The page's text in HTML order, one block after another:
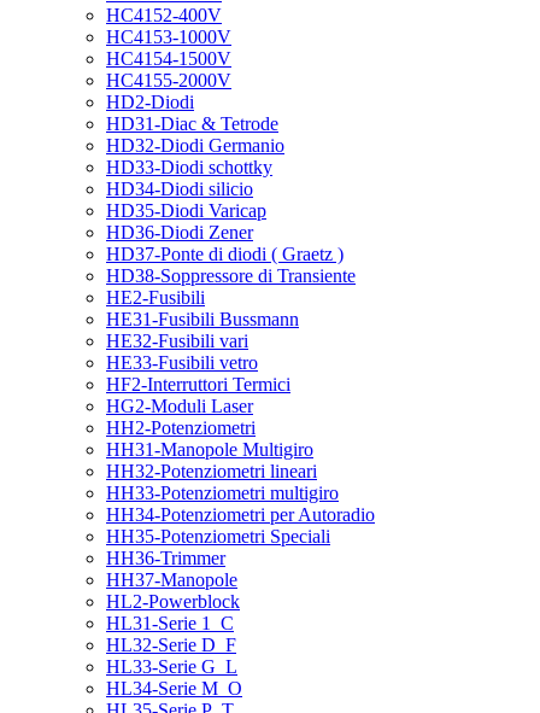
HC4152-400V
HC4153-1000V
HC4154-1500V
HC4155-2000V
HD2-Diodi
HD31-Diac & Tetrode
HD32-Diodi Germanio
HD33-Diodi schottky
HD34-Diodi silicio
HD35-Diodi Varicap
HD36-Diodi Zener
HD37-Ponte di diodi ( Graetz )
HD38-Soppressore di Transiente
HE2-Fusibili
HE31-Fusibili Bussmann
HE32-Fusibili vari
HE33-Fusibili vetro
HF2-Interruttori Termici
HG2-Moduli Laser
HH2-Potenziometri
HH31-Manopole Multigiro
HH32-Potenziometri lineari
HH33-Potenziometri multigiro
HH34-Potenziometri per Autoradio
HH35-Potenziometri Speciali
HH36-Trimmer
HH37-Manopole
HL2-Powerblock
HL31-Serie 1_C
HL32-Serie D_F
HL33-Serie G_L
HL34-Serie M_O